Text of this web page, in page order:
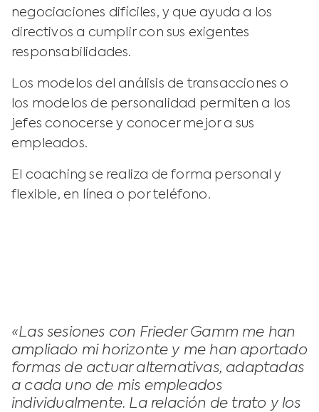
negociaciones difíciles, y que ayuda a los
directivos a cumplir con sus exigentes
responsabilidades.
Los modelos del análisis de transacciones o
los modelos de personalidad permiten a los
jefes conocerse y conocer mejor a sus
empleados.
El coaching se realiza de forma personal y
flexible, en línea o por teléfono.
«Las sesiones con Frieder Gamm me han
ampliado mi horizonte y me han aportado
formas de actuar alternativas, adaptadas
a cada uno de mis empleados
individualmente. La relación de trato y los